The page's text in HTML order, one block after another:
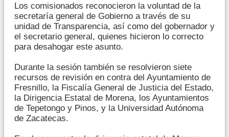
Los comisionados reconocieron la voluntad de la
secretaría general de Gobierno a través de su
unidad de Transparencia, así como del gobernador y
el secretario general, quienes hicieron lo correcto
para desahogar este asunto.
Durante la sesión también se resolvieron siete
recursos de revisión en contra del Ayuntamiento de
Fresnillo, la Fiscalía General de Justicia del Estado,
la Dirigencia Estatal de Morena, los Ayuntamientos
de Tepetongo y Pinos, y la Universidad Autónoma
de Zacatecas.